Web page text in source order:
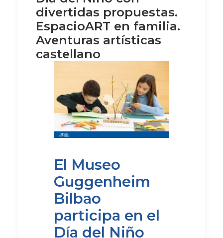
divertidas propuestas.
EspacioART en familia.
Aventuras artísticas
castellano
El Museo
Guggenheim
Bilbao
participa en el
Día del Niño